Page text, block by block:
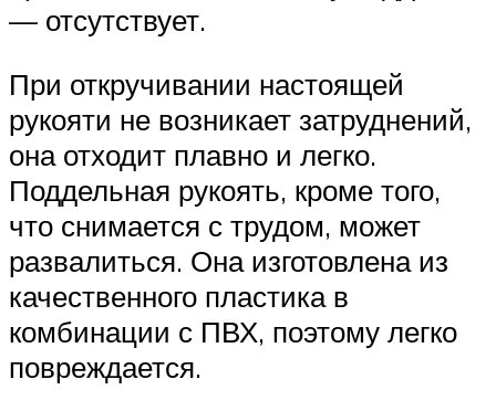
— отсутствует.
При откручивании настоящей
рукояти не возникает затруднений,
она отходит плавно и легко.
Поддельная рукоять, кроме того,
что снимается с трудом, может
развалиться. Она изготовлена из
качественного пластика в
комбинации с ПВХ, поэтому легко
повреждается.